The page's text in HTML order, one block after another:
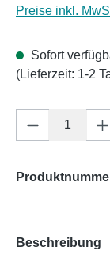
Preise inkl.
Sofort
(Lieferzeit: 1-2
Produkt
Beschreibung